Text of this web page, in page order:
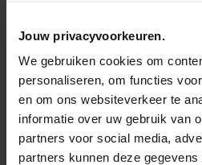
Jouw privacyvoorkeuren.
We gebruiken cookies om
personaliseren, om functies
en om ons websiteverkeer te
informatie over uw gebruik van
partners voor social media,
partners kunnen deze